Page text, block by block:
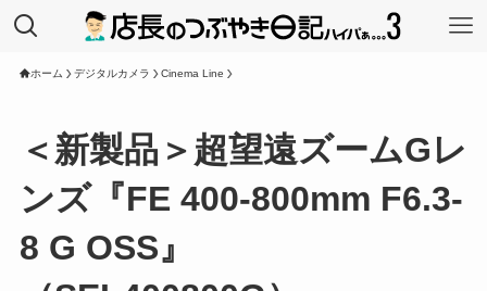
ホーム デジタルカメラ Cinema Line
＜新製品＞超望遠ズームGレ
ンズ『FE 400-800mm F6.3-
8 G OSS』